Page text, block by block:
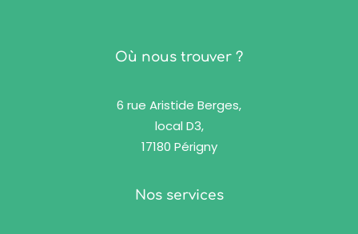
Où nous trouver ?
6 rue Aristide Berges,
local D3,
17180 Périgny
Nos services